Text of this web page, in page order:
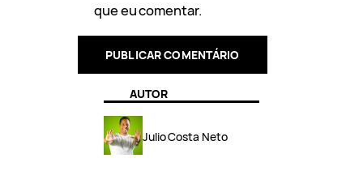
que eu comentar.
AUTOR
Julio Costa Neto